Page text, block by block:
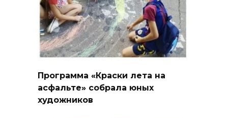
Программа «Краски лета на
асфальте» собрала юных
художников